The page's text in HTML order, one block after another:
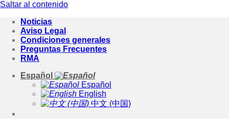
Saltar al contenido
Noticias
Aviso Legal
Condiciones generales
Preguntas Frecuentes
RMA
Español
Español
English
中文 (中国)